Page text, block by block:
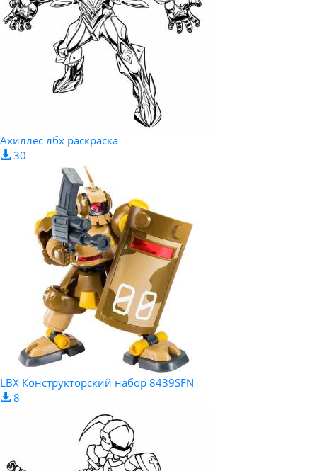
Ахиллес лбх раскраска
30
LBX Конструкторский набор 8439SFN
8